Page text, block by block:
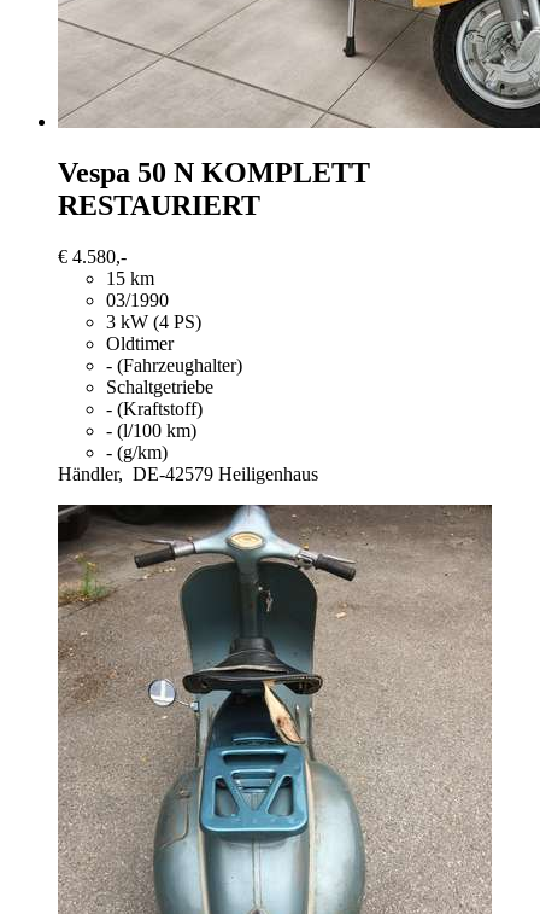
Vespa 50 N KOMPLETT
RESTAURIERT
€ 4.580,-
15 km
03/1990
3 kW (4 PS)
Oldtimer
- (Fahrzeughalter)
Schaltgetriebe
- (Kraftstoff)
- (l/100 km)
- (g/km)
Händler, DE-42579 Heiligenhaus